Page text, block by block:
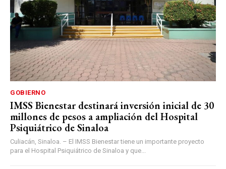
GOBIERNO
IMSS Bienestar destinará inversión inicial de 30
millones de pesos a ampliación del Hospital
Psiquiátrico de Sinaloa
Culiacán, Sinaloa. – El IMSS Bienestar tiene un importante proyecto
para el Hospital Psiquiátrico de Sinaloa y que...